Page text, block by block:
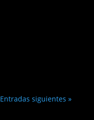
Entradas siguientes »